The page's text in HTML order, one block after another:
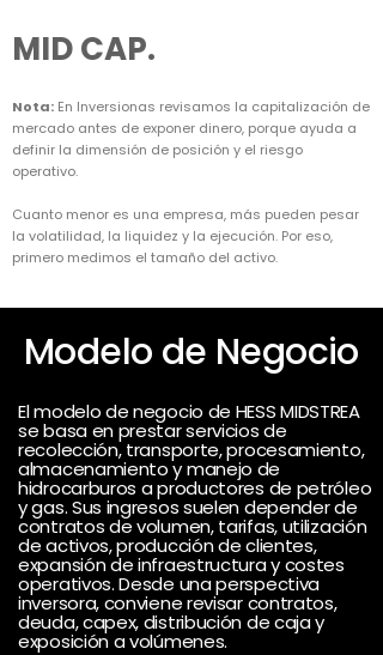
MID CAP.
Nota: En Inversionas revisamos la capitalización de
mercado antes de exponer dinero, porque ayuda a
definir la dimensión de posición y el riesgo
operativo.
Cuanto menor es una empresa, más pueden pesar
la volatilidad, la liquidez y la ejecución. Por eso,
primero medimos el tamaño del activo.
Modelo de Negocio
El modelo de negocio de HESS MIDSTREA
se basa en prestar servicios de
recolección, transporte, procesamiento,
almacenamiento y manejo de
hidrocarburos a productores de petróleo
y gas. Sus ingresos suelen depender de
contratos de volumen, tarifas, utilización
de activos, producción de clientes,
expansión de infraestructura y costes
operativos. Desde una perspectiva
inversora, conviene revisar contratos,
deuda, capex, distribución de caja y
exposición a volúmenes.